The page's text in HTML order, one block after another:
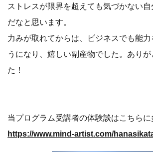
ストレスが限界を超えても気づかない
だなと思います。
力みが取れてからは、ビジネスでも能力
うになり、嬉しい副産物でした。あり
た！
当プログラム受講者の体験談はこちら
https://www.mind-artist.com/